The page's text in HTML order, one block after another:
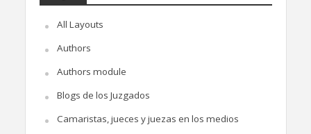
All Layouts
Authors
Authors module
Blogs de los Juzgados
Camaristas, jueces y juezas en los medios